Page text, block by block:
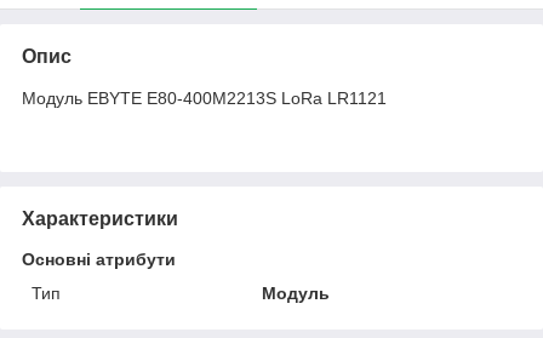
Опис
Модуль EBYTE E80-400M2213S LoRa LR1121
Характеристики
Основні атрибути
Тип
Модуль